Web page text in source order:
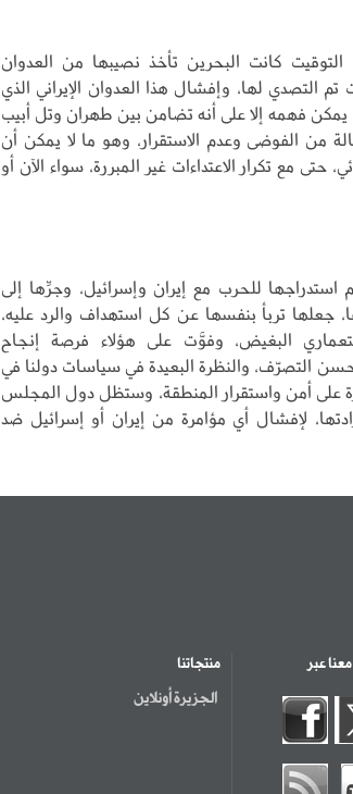
كانت البحرين تأخذ نصيبها من العدوان
تم التصدي لها، وإفشال هذا العدوان الإيراني الذي
يمكن فهمه إلا على أنه تضامن بين طهران وتل أبيب
الفوضى وعدم الاستقرار، وهو ما لا يمكن أن
مع تكرار الاعتداءات غير المبررة، سواء الآن أو
استدراجها للحرب مع إيران وإسرائيل، وجرِّها إلى
جعلها تربأ بنفسها عن كل استهداف والرد عليه،
البغيض، وفوَّت على هؤلاء فرصة إنجاح
التصرّف، والنظرة البعيدة في سياسات دولنا في
على أمن واستقرار المنطقة، وستظل دول المجلس
لإفشال أي مؤامرة من إيران أو إسرائيل ضد
عبر منتجاتنا
الجزيرة أونلاين